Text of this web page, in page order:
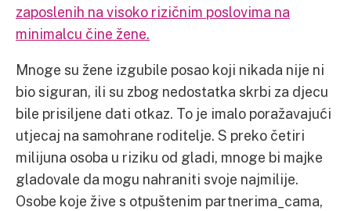
zaposlenih na visoko rizičnim poslovima na
minimalcu čine žene.
Mnoge su žene izgubile posao koji nikada nije ni
bio siguran, ili su zbog nedostatka skrbi za djecu
bile prisiljene dati otkaz. To je imalo poražavajući
utjecaj na samohrane roditelje. S preko četiri
milijuna osoba u riziku od gladi, mnoge bi majke
gladovale da mogu nahraniti svoje najmilije.
Osobe koje žive s otpuštenim partnerima_cama,